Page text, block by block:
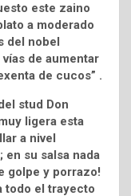
este zaino
a moderado
del nobel
de aumentar
de cucos” .
stud Don
ligera esta
a nivel
en su salsa nada
golpe y porrazo!
todo el trayecto